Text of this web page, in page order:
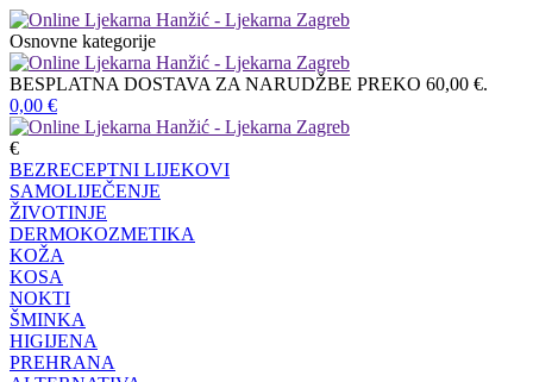
Osnovne kategorije
BESPLATNA DOSTAVA ZA NARUDŽBE PREKO 60,00 €.
0,00 €
€
BEZRECEPTNI LIJEKOVI
SAMOLIJEČENJE
ŽIVOTINJE
DERMOKOZMETIKA
KOŽA
KOSA
NOKTI
ŠMINKA
HIGIJENA
PREHRANA